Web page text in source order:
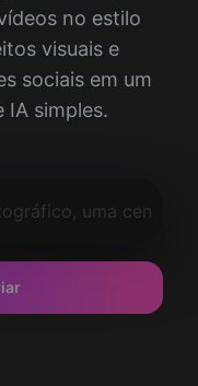
no estilo
visuais e
sociais em um
IA simples.